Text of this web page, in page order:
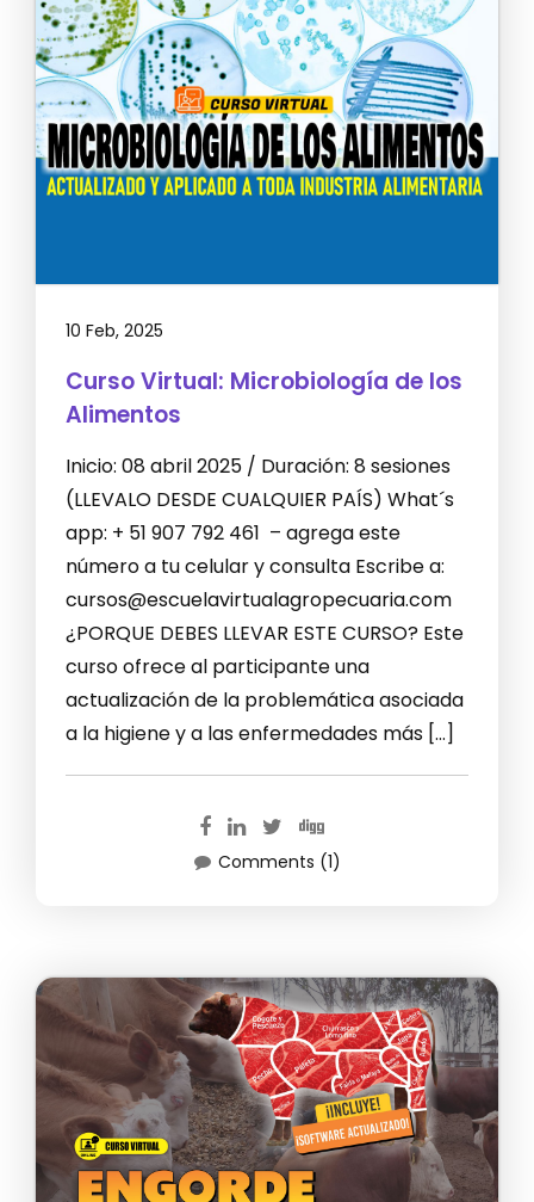
10 Feb, 2025
Curso Virtual: Microbiología de los
Alimentos
Inicio: 08 abril 2025 / Duración: 8 sesiones
(LLEVALO DESDE CUALQUIER PAÍS) What´s
app: + 51 907 792 461 – agrega este
número a tu celular y consulta Escribe a:
cursos@escuelavirtualagropecuaria.com
¿PORQUE DEBES LLEVAR ESTE CURSO? Este
curso ofrece al participante una
actualización de la problemática asociada
a la higiene y a las enfermedades más […]
Comments (1)